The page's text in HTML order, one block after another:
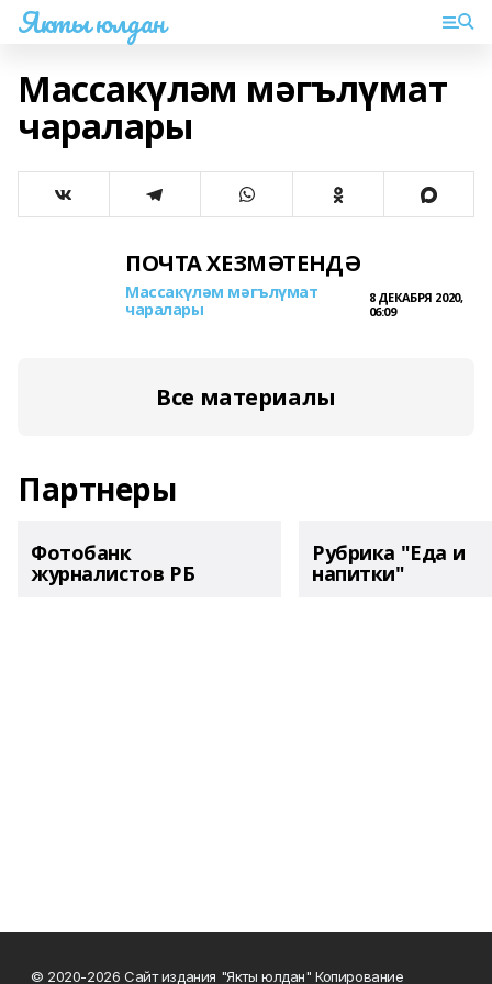
Якты юлдан
Массакүләм мәгълүмат
чаралары
ПОЧТА ХЕЗМӘТЕНДӘ
Массакүләм мәгълүмат
чаралары
8 ДЕКАБРЯ 2020,
06:09
Все материалы
Партнеры
Фотобанк
журналистов РБ
Рубрика "Еда и
напитки"
© 2020-2026 Сайт издания "Якты юлдан" Копирование